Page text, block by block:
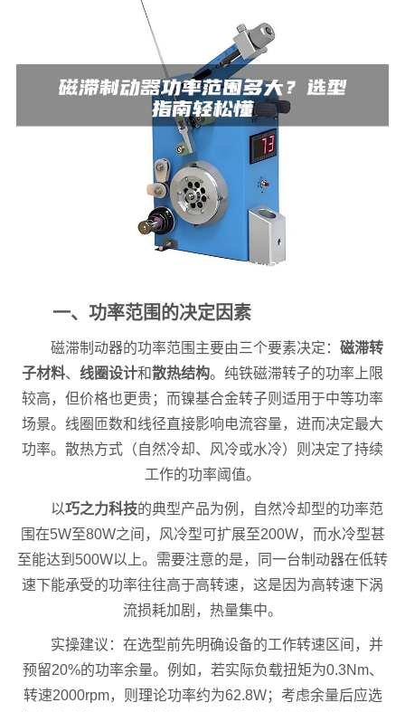
一、功率范围的决定因素
磁滞制动器的功率范围主要由三个要素决定： 磁滞转
子材料、 线圈设计和散热结构。纯铁磁滞转子的功率上限
较高，但价格也更贵；而镍基合金转子则适用于中等功率
场景。线圈匝数和线径直接影响电流容量，进而决定最大
功率。散热方式（自然冷却、风冷或水冷）则决定了持续
工作的功率阈值。
以巧之力科技的典型产品为例，自然冷却型的功率范
围在5W至80W之间，风冷型可扩展至200W，而水冷型甚
至能达到500W以上。需要注意的是，同一台制动器在低转
速下能承受的功率往往高于高转速，这是因为高转速下涡
流损耗加剧，热量集中。
实操建议：在选型前先明确设备的工作转速区间，并
预留20%的功率余量。例如，若实际负载扭矩为0.3Nm、
转速2000rpm，则理论功率约为62.8W；考虑余量后应选